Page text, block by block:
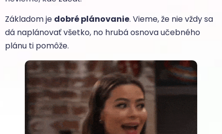
Základom je dobré plánovanie. Vieme, že nie vždy sa
dá naplánovať všetko, no hrubá osnova učebného
plánu ti pomôže.